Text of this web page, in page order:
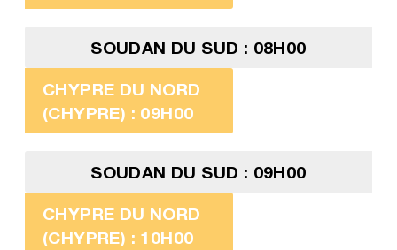
SOUDAN DU SUD : 08H00
CHYPRE DU NORD
(CHYPRE) : 09H00
SOUDAN DU SUD : 09H00
CHYPRE DU NORD
(CHYPRE) : 10H00